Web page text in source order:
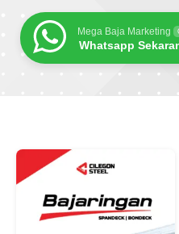
Mega Baja Marketing
Whatsapp